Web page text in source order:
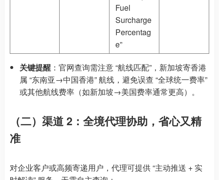
Fuel
Surcharge
Percentag
e”
关键提醒 ：官网查询需注意 “航线匹配”，新加坡寄香港
属 “东南亚→中国香港” 航线，避免误查 “全球统一费率”
或其他航线费率（如新加坡→美国费率通常更高）。
（二）渠道 2：全境代理协助，省心又精
准
对企业客户或高频寄递用户，代理可提供 “主动推送 + 实